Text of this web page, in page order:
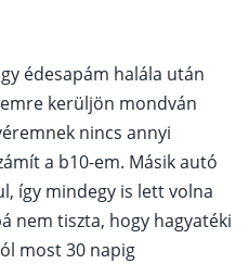
édesapám halála után
kerüljön mondván
nincs annyi
a b10-em. Másik autó
így mindegy is lett volna
nem tiszta, hogy hagyatéki
most 30 napig